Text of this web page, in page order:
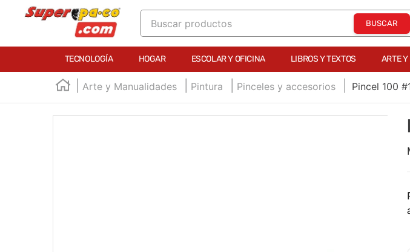
Buscar productos
TECNOLOGÍA HOGAR ESCOLAR Y OFICINA LIBROS Y TEXTOS ARTE
Arte y Manualidades Pintura Pinceles y accesorios Pincel 100
TÉRMINOS MÁS BUSCADOS
2.
marcador e300